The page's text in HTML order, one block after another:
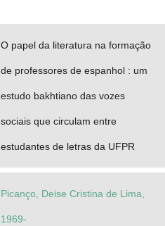
O papel da literatura na formação
de professores de espanhol : um
estudo bakhtiano das vozes
sociais que circulam entre
estudantes de letras da UFPR
Picanço, Deise Cristina de Lima,
1969-